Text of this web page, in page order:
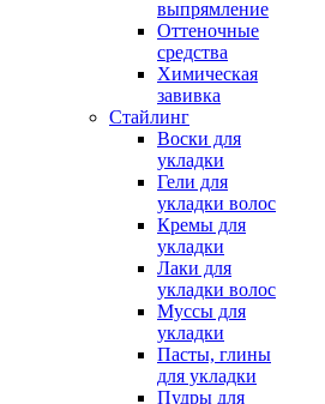
выпрямление
Оттеночные
средства
Химическая
завивка
Стайлинг
Воски для
укладки
Гели для
укладки волос
Кремы для
укладки
Лаки для
укладки волос
Муссы для
укладки
Пасты, глины
для укладки
Пудры для